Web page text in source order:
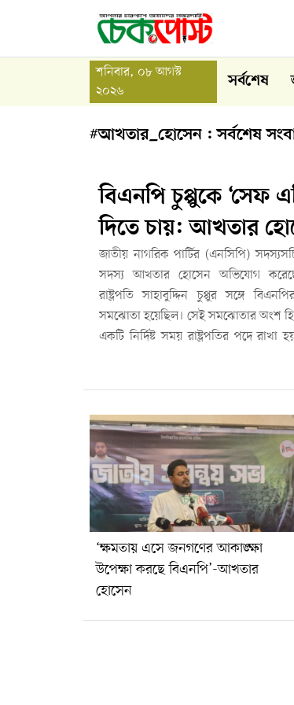
শনিবার, ০৮ আগস্ট
২০২৬
সর্বশেষ
#আখতার_হোসেন : সর্বশেষ
বিএনপি চুপ্পুকে ‘সেফ
দিতে চায়: আখতার
জাতীয় নাগরিক পার্টির (এনসিপি)
সদস্য আখতার হোসেন অভিযোগ
রাষ্ট্রপতি সাহাবুদ্দিন চুপ্পুর সঙ্গে
সমঝোতা হয়েছিল। সেই সমঝোতার অংশ
একটি নির্দিষ্ট সময় রাষ্ট্রপতির পদে রাখা
সাংবাদিকদের প্রশ্নের জবাবে এসব কথা
হোসেন।তিনি বলেন, গণহত্যার
রেসপনসিবিলিটির জায়গা থেকে সাহাবুদ্দিন
নিয়ে প্রশ্ন রয়েছে। তার দাবি, তিনি
কার্যকর উদ্যোগ নেননি এবং শেখ
হিসেবে ভূমিকা পালন করেছেন।আখতার
অভিযোগ করেন, সাহাবুদ্দিন চুপ্পুর বিরুদ্ধে
অপকর্মের অভিযোগ রয়েছে এবং রাষ্ট্রকে
সঙ্গেও তিনি জড়িত ছিলেন। তবে এসব
যায়নি।রাষ্ট্রপতির সাংবিধানিক
‘ক্ষমতায় এসে জনগণের আকাঙ্ক্ষা
উপেক্ষা করছে বিএনপি’-আখতার
হোসেন